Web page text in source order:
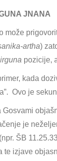
JNANA
može
artha)
pozicije,
kada
Ovo je
je
ŠB
te izjave